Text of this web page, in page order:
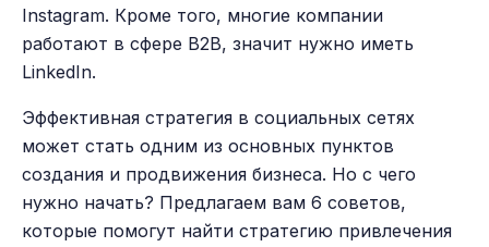
Instagram. Кроме того, многие компании
работают в сфере B2B, значит нужно иметь
LinkedIn.
Эффективная стратегия в социальных сетях
может стать одним из основных пунктов
создания и продвижения бизнеса. Но с чего
нужно начать? Предлагаем вам 6 советов,
которые помогут найти стратегию привлечения